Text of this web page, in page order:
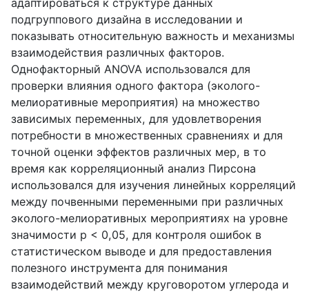
адаптироваться к структуре данных
подгруппового дизайна в исследовании и
показывать относительную важность и механизмы
взаимодействия различных факторов.
Однофакторный ANOVA использовался для
проверки влияния одного фактора (эколого-
мелиоративные мероприятия) на множество
зависимых переменных, для удовлетворения
потребности в множественных сравнениях и для
точной оценки эффектов различных мер, в то
время как корреляционный анализ Пирсона
использовался для изучения линейных корреляций
между почвенными переменными при различных
эколого-мелиоративных мероприятиях на уровне
значимости p < 0,05, для контроля ошибок в
статистическом выводе и для предоставления
полезного инструмента для понимания
взаимодействий между круговоротом углерода и